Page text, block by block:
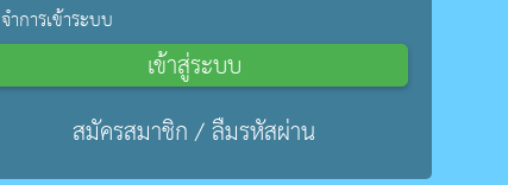
จำการเข้าระบบ
เข้าสู่ระบบ
สมัครสมาชิก/ลืมรหัสผ่าน